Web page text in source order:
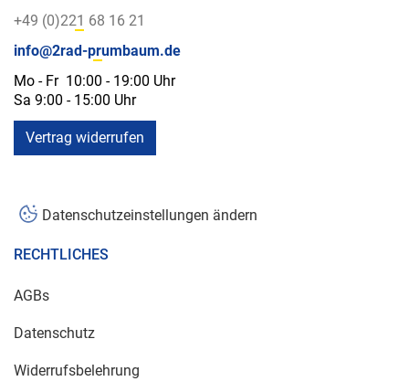
+49 (0)221 68 16 21
info@2rad-prumbaum.de
Mo - Fr 10:00 - 19:00 Uhr
Sa 9:00 - 15:00 Uhr
Vertrag widerrufen
Datenschutzeinstellungen ändern
RECHTLICHES
AGBs
Datenschutz
Widerrufsbelehrung